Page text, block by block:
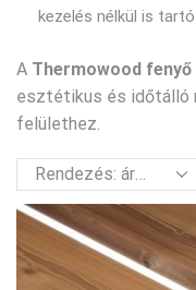
kezelés nélkül is
A Thermowood
esztétikus és időtálló
felülethez.